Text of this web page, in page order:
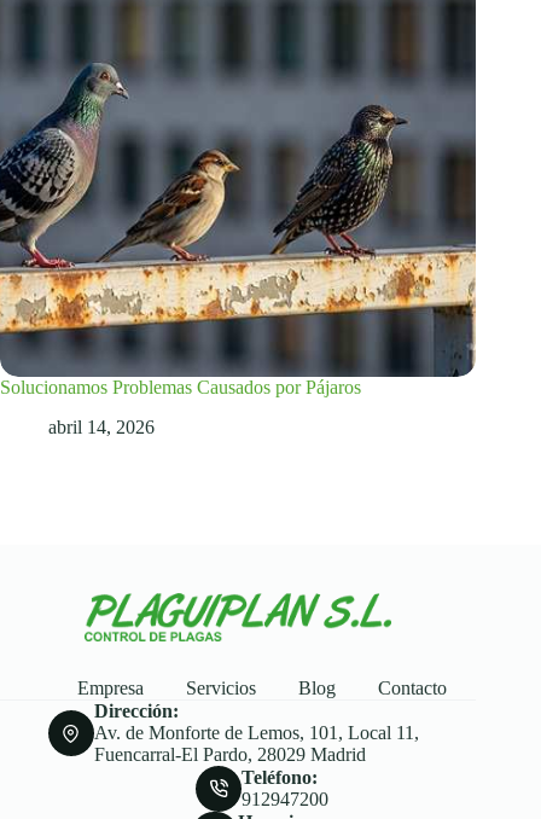
Solucionamos Problemas Causados por Pájaros
abril 14, 2026
Empresa Servicios Blog
Contacto
Dirección:
Av. de Monforte de Lemos, 101, Local 11,
Fuencarral-El Pardo, 28029 Madrid
Teléfono:
912947200